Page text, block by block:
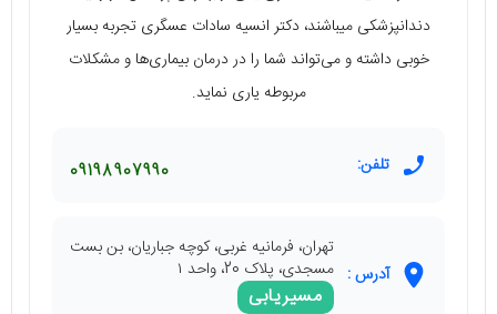
دندانپزشکی میباشند، دکتر انسیه سادات عسگری تجربه بسیار
خوبی داشته و می‌تواند شما را در درمان بیماری‌ها و مشکلات
مربوطه یاری نماید.
تلفن: 09198907990
آدرس :
تهران، فرمانیه غربی، کوچه جباریان، بن بست
مسجدی، پلاک 20، واحد ۱
مسیریابی